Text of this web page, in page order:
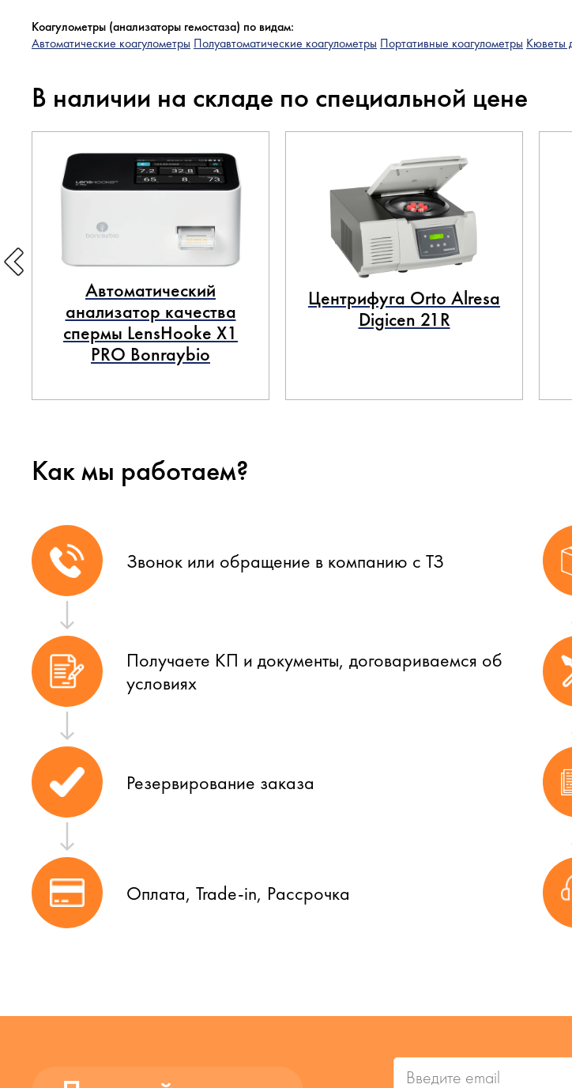
Коагулометры (анализаторы гемостаза) по видам:
Автоматические коагулометры Полуавтоматические коагулометры Портативные коагулометры Кюветы
В наличии на складе по специальной цене
Автоматический
анализатор качества
спермы LensHooke X1
PRO Bonraybio
Центрифуга Orto Alresa
Digicen 21R
Как мы работаем?
Звонок или обращение в компанию с ТЗ
Получаете КП и документы, договариваемся об
условиях
Резервирование заказа
Оплата, Trade-in, Рассрочка